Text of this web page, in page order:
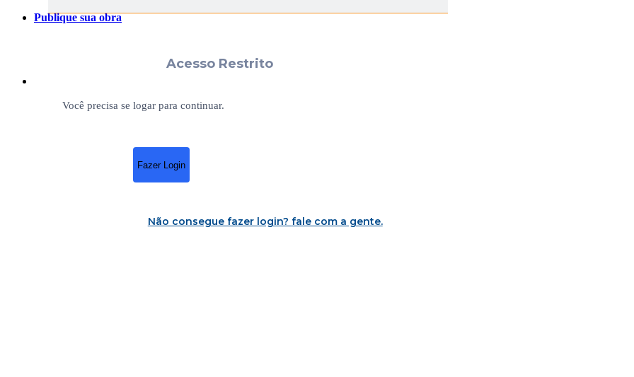
Publique sua obra
Acesso Restrito
Você precisa se logar para continuar.
Fazer Login
Não consegue fazer login? fale com a gente.